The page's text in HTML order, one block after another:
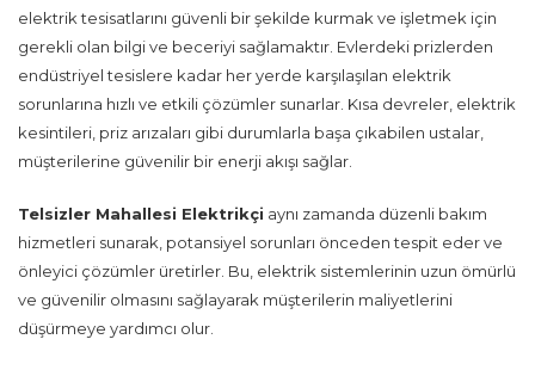
elektrik tesisatlarını güvenli bir şekilde kurmak ve işletmek için
gerekli olan bilgi ve beceriyi sağlamaktır. Evlerdeki prizlerden
endüstriyel tesislere kadar her yerde karşılaşılan elektrik
sorunlarına hızlı ve etkili çözümler sunarlar. Kısa devreler, elektrik
kesintileri, priz arızaları gibi durumlarla başa çıkabilen ustalar,
müşterilerine güvenilir bir enerji akışı sağlar.
Telsizler Mahallesi Elektrikçi aynı zamanda düzenli bakım
hizmetleri sunarak, potansiyel sorunları önceden tespit eder ve
önleyici çözümler üretirler. Bu, elektrik sistemlerinin uzun ömürlü
ve güvenilir olmasını sağlayarak müşterilerin maliyetlerini
düşürmeye yardımcı olur.